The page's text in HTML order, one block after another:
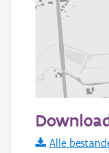
Informatie
Alle